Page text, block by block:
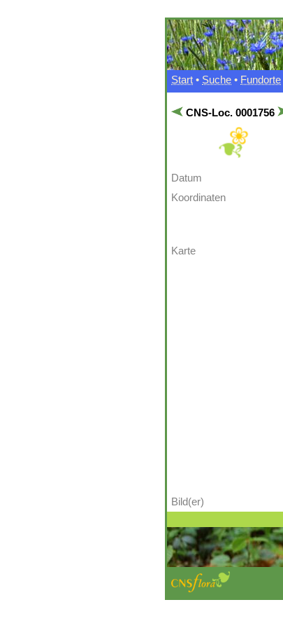
Start • Suche • Fundorte
CNS-Loc. 0001756
Datum
Koordinaten
Karte
Bild(er)